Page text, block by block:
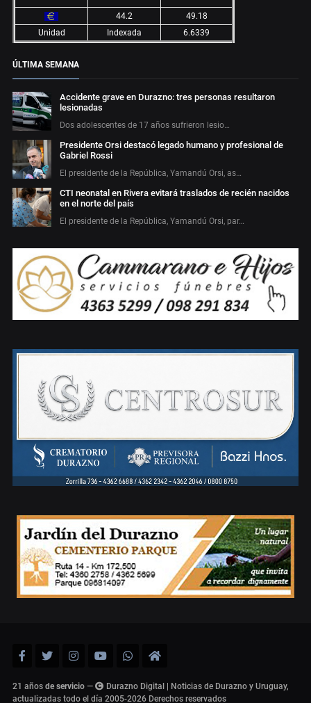
44.2
49.18
Unidad
Indexada 6.6339
ÚLTIMA SEMANA
Accidente grave en Durazno: tres personas resultaron
lesionadas
Dos adolescentes de 17 años sufrieron lesio…
Presidente Orsi destacó legado humano y profesional de
Gabriel Rossi
El presidente de la República, Yamandú Orsi, as…
CTI neonatal en Rivera evitará traslados de recién nacidos
en el norte del país
El presidente de la República, Yamandú Orsi, par…
21 años de servicio —
Durazno Digital | Noticias de Durazno y Uruguay,
actualizadas todo el día 2005-2026 Derechos reservados